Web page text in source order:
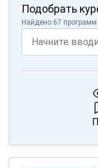
Подобрать
Найдено 67 программ